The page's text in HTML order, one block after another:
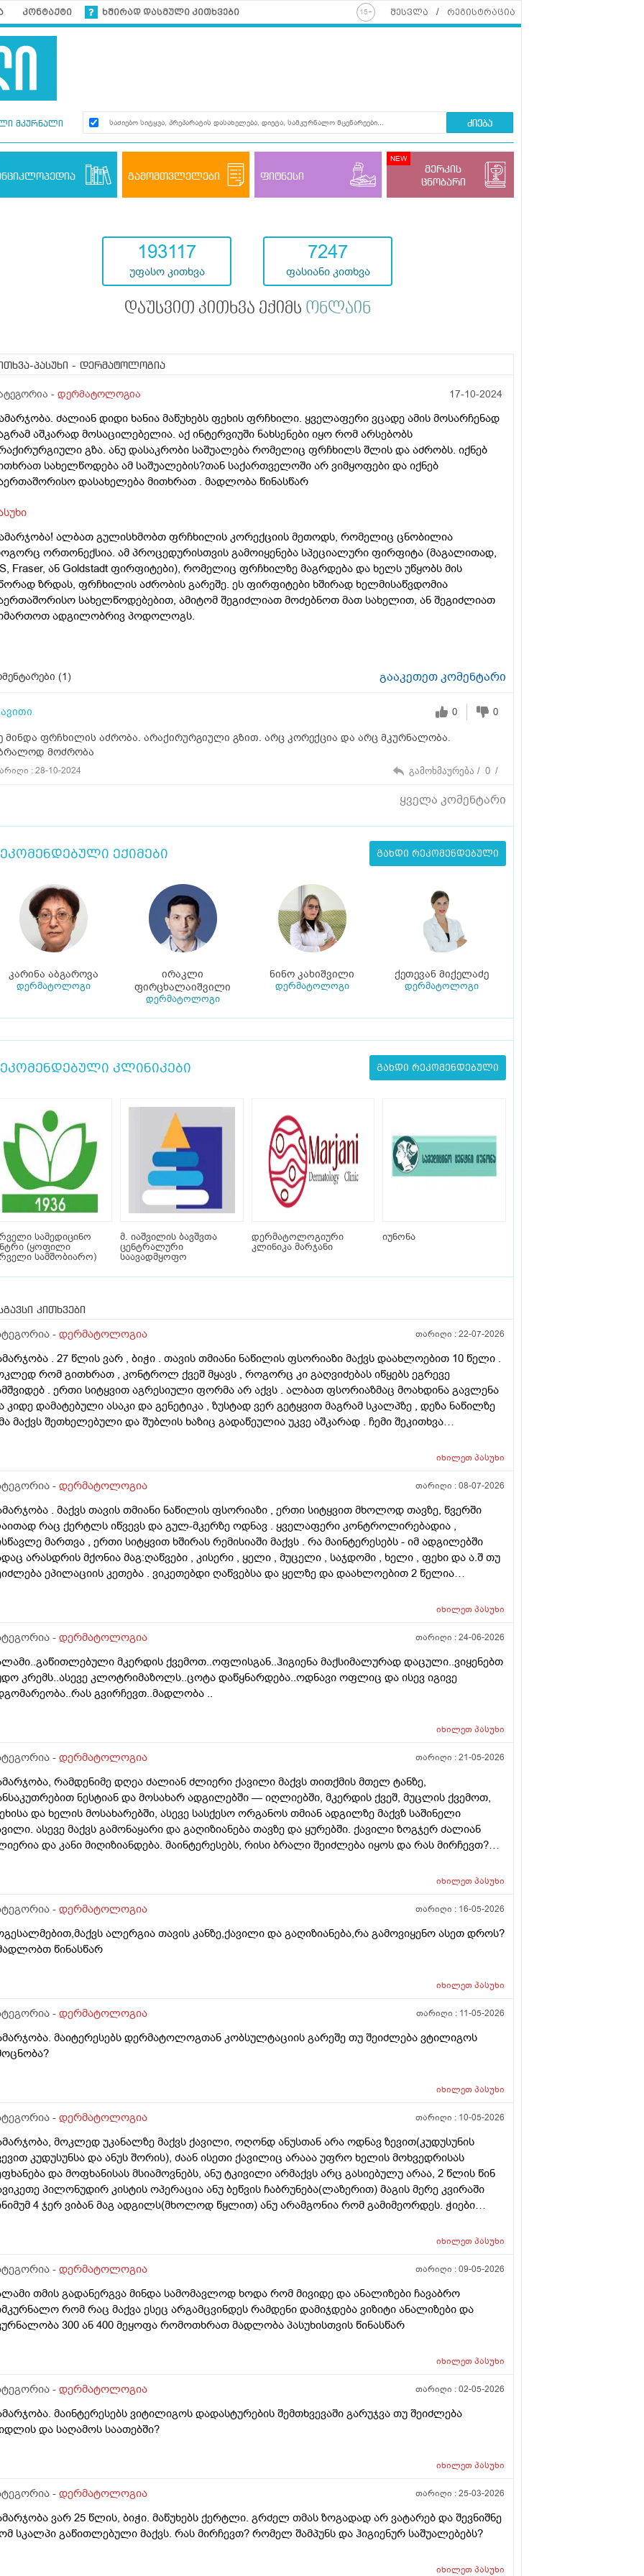
კონტაქტი ხშირად დასმული კითხვები შესვლა რეგისტრაცია
მკურნალი ძიება
გამომთვლელები ფიტნესი
მერკის
ცნობარი
193117
უფასო კითხვა
7247
ფასიანი კითხვა
დაუსვით კითხვა ექიმს ონლაინ
პასუხი - დერმატოლოგია
- დერმატოლოგია 17-10-2024
ძალიან დიდი ხანია მაწუხებს ფეხის ფრჩხილი. ყველაფერი ვცადე ამის მოსარჩენად
აშკარად მოსაცილებელია. აქ ინტერვიუში ნახსენები იყო რომ არსებობს
გზა. ანუ დასაკრობი საშუალება რომელიც ფრჩხილს შლის და აძრობს. იქნებ
სახელწოდება ამ საშუალების?თან საქართველოში არ ვიმყოფები და იქნებ
დასახელება მითხრათ . მადლობა წინასწარ
ალბათ გულისხმობთ ფრჩხილის კორექციის მეთოდს, რომელიც ცნობილია
ორთონექსია. ამ პროცედურისთვის გამოიყენება სპეციალური ფირფიტა (მაგალითად,
Fraser, ან Goldstadt ფირფიტები), რომელიც ფრჩხილზე მაგრდება და ხელს უწყობს მის
ზრდას, ფრჩხილის აძრობის გარეშე. ეს ფირფიტები ხშირად ხელმისაწვდომია
სახელწოდებებით, ამიტომ შეგიძლიათ მოძებნოთ მათ სახელით, ან შეგიძლიათ
ადგილობრივ პოდოლოგს.
(1) გააკეთეთ კომენტარი
0 0
მინდა ფრჩხილის აძრობა. არაქირურგიული გზით. არც კორექცია და არც მკურნალობა.
მოძრობა
: 28-10-2024 გამოხმაურება / 0 /
ყველა კომენტარი
ექიმები გახდი რეკომენდებული
კარინა აბგაროვა
დერმატოლოგი
ირაკლი
ფირცხალაიშვილი
დერმატოლოგი
ნინო კახიშვილი
დერმატოლოგი
ქეთევან მიქელაძე
დერმატოლოგი
კლინიკები გახდი რეკომენდებული
სამედიცინო
(ყოფილი
სამშობიარო)
მ. იაშვილის ბავშვთა
ცენტრალური
საავადმყოფო
დერმატოლოგიური
კლინიკა მარჯანი
იუნონა
კითხვები
- დერმატოლოგია თარიღი :22-07-2026
. 27 წლის ვარ , ბიჭი . თავის თმიანი ნაწილის ფსორიაზი მაქვს დაახლოებით 10 წელი .
რომ გითხრათ , კონტროლ ქვეშ მყავს , როგორც კი გაღვიძებას იწყებს ეგრევე
. ერთი სიტყვით აგრესიული ფორმა არ აქვს . ალბათ ფსორიაზმაც მოახდინა გავლენა
კიდე დამატებული ასაკი და გენეტიკა , ზუსტად ვერ გეტყვით მაგრამ სკალპზე , დეზა ნაწილზე
მაქვს შეთხელებული და შუბლის ხაზიც გადაწეულია უკვე აშკარად . ჩემი შეკითხვა
გამართლებილი სკალპის ფსორიაზის დროს ? არ მინდა რომ ამ პროცედურებმა კიდევ უფრო
თუ არა თმის გადანერგვა სკალპის ფსორიაზის დროს და არის თუ არა პრაქტიკაში ვინც
იხილეთპასუხი
- დერმატოლოგია თარიღი :08-07-2026
. მაქვს თავის თმიანი ნაწილის ფსორიაზი , ერთი სიტყვით მხოლოდ თავზე, წვერში
რაც ქერტლს იწვევს და გულ-მკერზე ოდნავ . ყველაფერი კონტროლირებადია ,
მართვა , ერთი სიტყვით ხშირას რემისიაში მაქვს . რა მაინტერესებს - იმ ადგილებში
არასდრის მქონია მაგ:ღაწვები , კისერი , ყელი , მუცელი , საჯდომი , ხელი , ფეხი და ა.შ თუ
ეპილაციის კეთება . ვიკეთებდი ღაწვებსა და ყელზე და დაახლოებით 2 წელია
გააღიაზიანოს და მანდაც გამოვიდესო , შიშმა ამიტანა . სხვადასხვა ვერსია მესმის ,
? რისკი რამხელაა? მადლობა წინასწარ .
იხილეთპასუხი
- დერმატოლოგია თარიღი :24-06-2026
მკერდის ქვემოთ..ოფლისგან..ჰიგიენა მაქსიმალურად დაცული..ვიყენებთ
კრემს..ასევე კლოტრიმაზოლს..ცოტა დაწყნარდება..ოდნავი ოფლიც და ისევ იგივე
გვირჩევთ..მადლობა ..
იხილეთპასუხი
- დერმატოლოგია თარიღი :21-05-2026
რამდენიმე დღეა ძალიან ძლიერი ქავილი მაქვს თითქმის მთელ ტანზე,
ნესტიან და მოსახარ ადგილებში — იღლიებში, მკერდის ქვეშ, მუცლის ქვემოთ,
და ხელის მოსახარებში, ასევე სასქესო ორგანოს თმიან ადგილზე მაქვზ საშინელი
ასევე მაქვს გამონაყარი და გაღიზიანება თავზე და ყურებში. ქავილი ზოგჯერ ძალიან
და კანი მიღიზიანდება. მაინტერესებს, რისი ბრალი შეიძლება იყოს და რას მირჩევთ?
იხილეთპასუხი
- დერმატოლოგია თარიღი : 16-05-2026
ალერგია თავის კანზე,ქავილი და გაღიზიანება,რა გამოვიყენო ასეთ დროს?
წინასწარ
იხილეთპასუხი
- დერმატოლოგია თარიღი : 11-05-2026
მაიტერესებს დერმატოლოგთან კობსულტაციის გარეშე თუ შეიძლება ვტილიგოს
იხილეთპასუხი
- დერმატოლოგია თარიღი : 10-05-2026
მოკლედ უკანალზე მაქვს ქავილი, ოღონდ ანუსთან არა ოდნავ ზევით(კუდუსუნის
კუდუსუნსა და ანუს შორის), ძაან ისეთი ქავილიც არააა უფრო ხელის მოხვედრისას
და მოფხანისას მსიამოვნებს, ანუ ტკივილი არმაქვს არც გასიებულუ არაა, 2 წლის წინ
პილონუდირ კისტის ოპერაცია ანუ ბეწვის ჩაბრუნება(ლაზერით) მაგის მერე კვირაში
4 ჯერ ვიბან მაგ ადგილს(მხოლოდ წყლით) ანუ არამგონია რომ გამიმეორდეს. ჭიები
იხილეთპასუხი
- დერმატოლოგია თარიღი :09-05-2026
თმის გადანერგვა მინდა სამომავლოდ ხოდა რომ მივიდე და ანალიზები ჩავაბრო
რომ რაც მაქვა ესეც არგამცვინდეს რამდენი დამიჯდება ვიზიტი ანალიზები და
300 ან 400 მეყოფა რომოთხრათ მადლობა პასუხისთვის წინასწარ
იხილეთპასუხი
- დერმატოლოგია თარიღი :02-05-2026
მაინტერესებს ვიტილიგოს დადასტურების შემთხვევაში გარუჯვა თუ შეიძლება
და საღამოს საათებში?
იხილეთპასუხი
- დერმატოლოგია თარიღი :25-03-2026
ვარ 25 წლის, ბიჭი. მაწუხებს ქერტლი. გრძელ თმას ზოგადად არ ვატარებ და შევნიშნე
სკალპი გაწითლებული მაქვს. რას მირჩევთ? რომელ შამპუნს და ჰიგიენურ საშუალებებს?
იხილეთპასუხი